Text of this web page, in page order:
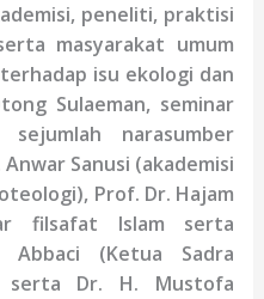
peneliti, praktisi
masyarakat umum
isu ekologi dan
Sulaeman, seminar
narasumber
Sanusi (akademisi
Prof. Dr. Hajam
filsafat Islam serta
Abbaci (Ketua Sadra
serta Dr. H. Mustofa